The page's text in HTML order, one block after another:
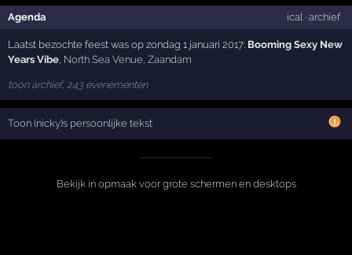
Agenda ical· archief
Laatst bezochte feest was op zondag 1 januari 2017: Booming Sexy New
Years Vibe North Sea Venue ,Zaandam
toon archief, 243 evenementen
Toon (nicky)s persoonlijke tekst
Bekijk in opmaak voor grote schermen en desktops